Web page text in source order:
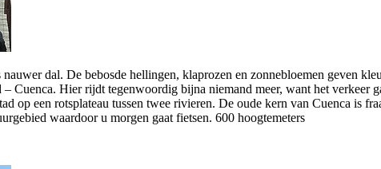
dal. De bebosde hellingen, klaprozen en zonnebloemen geven
Cuenca. Hier rijdt tegenwoordig bijna niemand meer, want het verkeer
op een rotsplateau tussen twee rivieren. De oude kern van Cuenca is
waardoor u morgen gaat fietsen. 600 hoogtemeters